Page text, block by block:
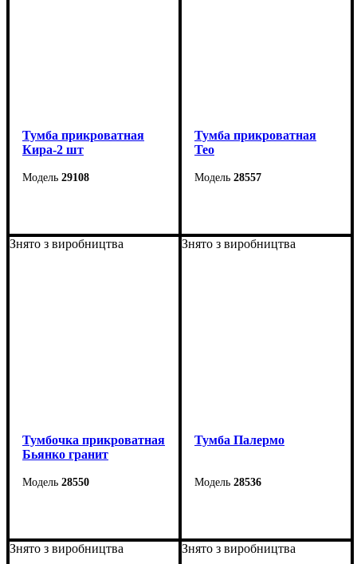
Тумба прикроватная
Кира-2 шт
29108
Высота: 25 см
Глубина: 41 см
Тумба прикроватная
Тео
28557
Высота: 38 см
Глубина: 40 см
Знято з виробництва
Тумбочка прикроватная
Бьянко гранит
28550
Высота: 43 см
Глубина: 40,6 см
Знято з виробництва
Тумба Палермо
28536
Высота: 48,5 см
Глубина: 38 см
Знято з виробництва Знято з виробництва